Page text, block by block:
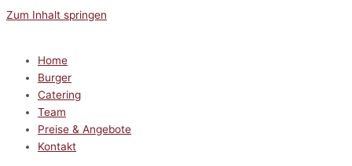
Zum Inhalt springen
Home
Burger
Catering
Team
Preise & Angebote
Kontakt